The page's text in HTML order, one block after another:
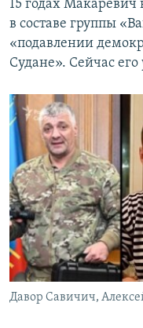
15 годах Макаревич
в составе группы
«подавлении
Судане». Сейчас
Давор Савичич,